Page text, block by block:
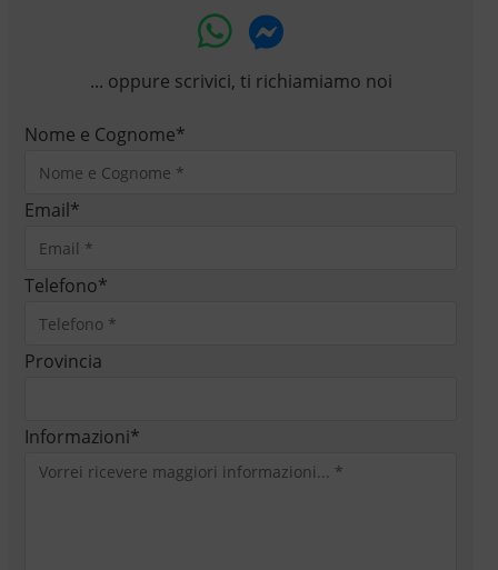
... oppure scrivici, ti richiamiamo noi
Nome e Cognome*
Email*
Telefono*
Provincia
Informazioni*